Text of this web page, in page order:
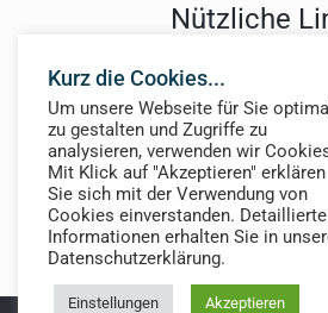
Nützliche
News
Kurz die Cookies...
Um unsere Webseite für Sie optimal
zu gestalten und Zugriffe zu
analysieren, verwenden wir
Mit Klick auf "Akzeptieren" erklären
Sie sich mit der Verwendung von
Cookies einverstanden. Detaillierte
Informationen erhalten Sie in
Datenschutzerklärung.
Einstellungen Akzeptieren